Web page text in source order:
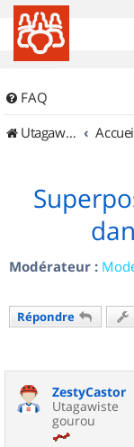
FAQ
UtagawaVTT (Randos VTT et VTTAE avec traces GPS)
Modérateur :
Répondre
ZestyCastor
Utagawiste
gourou